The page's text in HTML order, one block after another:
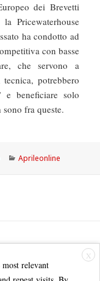
dei Brevetti
Pricewaterhouse
ha condotto ad
con basse
che servono a
potrebbero
e beneficiare solo
fra queste.
Categorie
Aprileonline
X
relevant